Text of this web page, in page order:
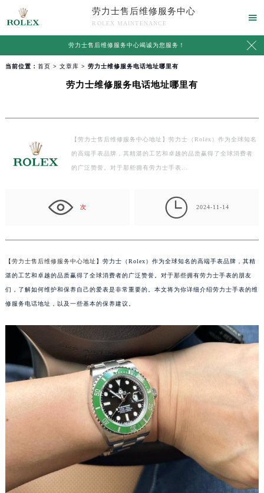
劳力士售后维修服务中心
ROLEX MAINTENANCE

劳力士售后维修服务中心竭诚为您服务！ 
当前位置： 首页 > 文章库 > 劳力士维修服务电话地址哪里有
劳力士维修服务电话地址哪里有
【劳力士售后维修服务中心地址】劳力士（Rolex）作为全球知名
的高端手表品牌，其精湛的工艺和卓越的品质赢得了全球消费者
的广泛赞誉。对于那些拥有劳力士手表…
次  2024-11-14
【劳力士售后维修服务中心地址】劳力士（Rolex）作为全球知名的高端手表品牌，其精
湛的工艺和卓越的品质赢得了全球消费者的广泛赞誉。对于那些拥有劳力士手表的朋友
们，了解如何维护和保养自己的爱表是非常重要的。本文将为你详细介绍劳力士手表的维
修服务电话地址，以及一些基本的保养建议。